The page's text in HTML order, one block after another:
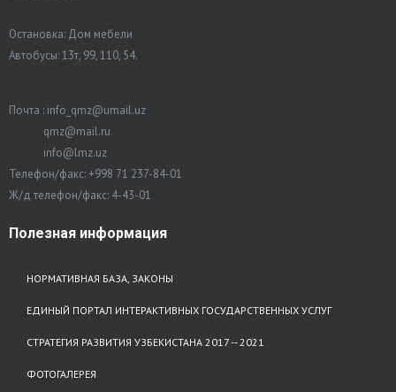
Остановка: Дом мебели
Автобусы: 13т, 99, 110, 54.
Почта : info_qmz@umail.uz
qmz@mail.ru
info@lmz.uz
Телефон/факс: +998 71 237-84-01
Ж/д телефон/факс: 4-43-01
Полезная информация
НОРМАТИВНАЯ БАЗА, ЗАКОНЫ
ЕДИНЫЙ ПОРТАЛ ИНТЕРАКТИВНЫХ ГОСУДАРСТВЕННЫХ УСЛУГ
СТРАТЕГИЯ РАЗВИТИЯ УЗБЕКИСТАНА 2017 -- 2021
ФОТОГАЛЕРЕЯ